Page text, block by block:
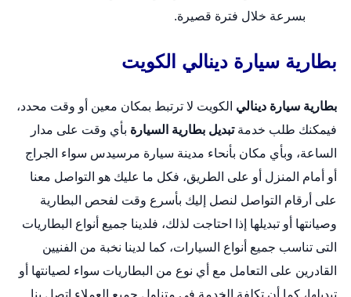
بسرعة خلال فترة قصيرة.
بطارية سيارة دينالي الكويت
بطارية سيارة دينالي الكويت لا ترتبط بمكان معين أو وقت محدد،
فيمكنك طلب خدمةتبديل بطارية السيارة بأي وقت على مدار
الساعة، وبأي مكان بأنحاء مدينة سيارة مرسيدس سواء الجراج
أو أمام المنزل أو على الطريق، فكل ما عليك هو التواصل معنا
على أرقام التواصل لنصل إليك بأسرع وقت لفحص البطارية
وصيانتها أو تبديلها إذا احتاجت لذلك، فلدينا جميع أنواع البطاريات
التى تناسب جميع أنواع السيارات، كما لدينا نخبة من الفنيين
القادرين على التعامل مع أي نوع من البطاريات سواء لصيانتها أو
تبديلها، كما أن تكلفة الخدمة في متناول جميع العملاء اتصل بنا